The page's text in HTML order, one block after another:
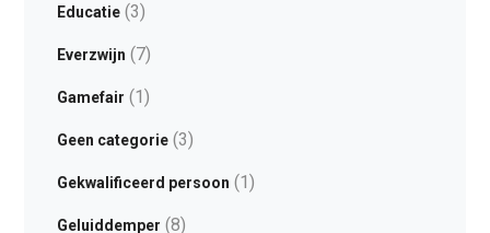
Educatie(3)
Everzwijn (7)
Gamefair (1)
Geen categorie(3)
Gekwalificeerd persoon (1)
Geluiddemper (8)